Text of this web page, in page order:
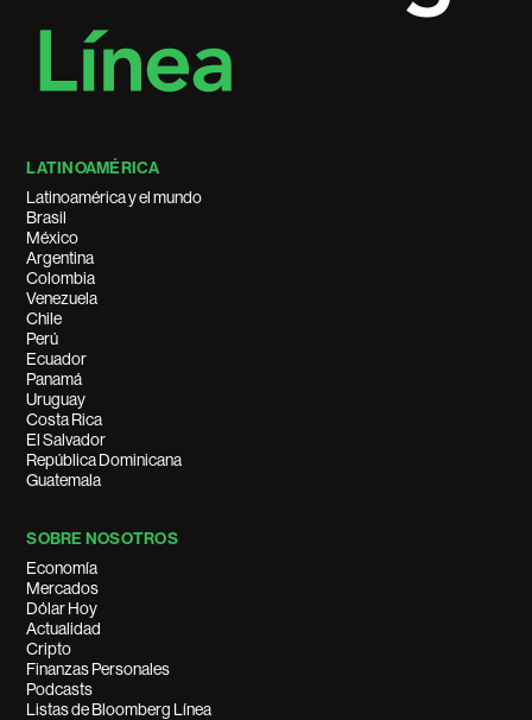
LATINOAMÉRICA
Latinoamérica y el mundo
Brasil
México
Argentina
Colombia
Venezuela
Chile
Perú
Ecuador
Panamá
Uruguay
Costa Rica
El Salvador
República Dominicana
Guatemala
SOBRE NOSOTROS
Economía
Mercados
Dólar Hoy
Actualidad
Cripto
Finanzas Personales
Podcasts
Listas de Bloomberg Línea